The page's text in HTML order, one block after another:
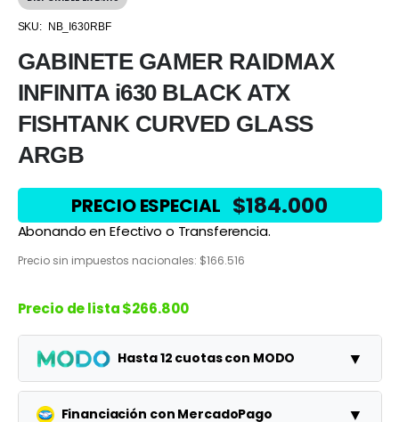
SKU: NB_I630RBF
GABINETE GAMER RAIDMAX
INFINITA i630 BLACK ATX
FISHTANK CURVED GLASS
ARGB
PRECIO ESPECIAL $184.000
Abonando en Efectivo o Transferencia.
Precio sin impuestos nacionales: $166.516
Precio de lista$266.800
Hasta 12 cuotas con MODO ▼
Planes Cuota Total
Financiación con MercadoPago ▼